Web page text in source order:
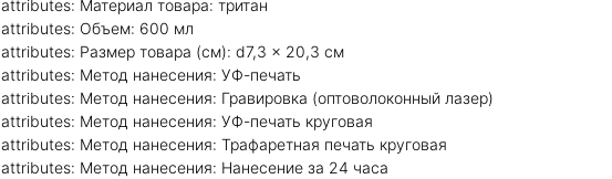
attributes: Материал товара: тритан
attributes: Объем: 600 мл
attributes: Размер товара (см): d7,3 x 20,3 см
attributes: Метод нанесения: УФ-печать
attributes: Метод нанесения: Гравировка (оптоволоконный лазер)
attributes: Метод нанесения: УФ-печать круговая
attributes: Метод нанесения: Трафаретная печать круговая
attributes: Метод нанесения: Нанесение за 24 часа